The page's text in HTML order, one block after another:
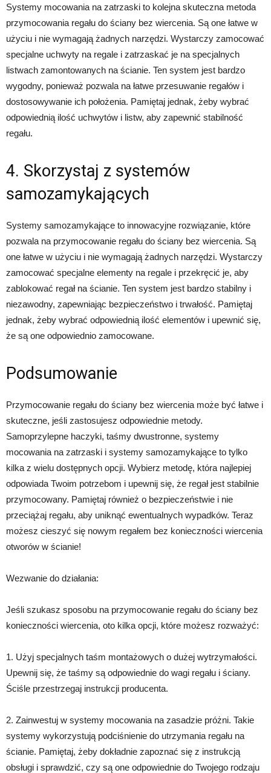
Systemy mocowania na zatrzaski to kolejna skuteczna metoda
przymocowania regału do ściany bez wiercenia. Są one łatwe w
użyciu i nie wymagają żadnych narzędzi. Wystarczy zamocować
specjalne uchwyty na regale i zatrzaskać je na specjalnych
listwach zamontowanych na ścianie. Ten system jest bardzo
wygodny, ponieważ pozwala na łatwe przesuwanie regałów i
dostosowywanie ich położenia. Pamiętaj jednak, żeby wybrać
odpowiednią ilość uchwytów i listw, aby zapewnić stabilność
regału.
4. Skorzystaj z systemów
samozamykających
Systemy samozamykające to innowacyjne rozwiązanie, które
pozwala na przymocowanie regału do ściany bez wiercenia. Są
one łatwe w użyciu i nie wymagają żadnych narzędzi. Wystarczy
zamocować specjalne elementy na regale i przekręcić je, aby
zablokować regał na ścianie. Ten system jest bardzo stabilny i
niezawodny, zapewniając bezpieczeństwo i trwałość. Pamiętaj
jednak, żeby wybrać odpowiednią ilość elementów i upewnić się,
że są one odpowiednio zamocowane.
Podsumowanie
Przymocowanie regału do ściany bez wiercenia może być łatwe i
skuteczne, jeśli zastosujesz odpowiednie metody.
Samoprzylepne haczyki, taśmy dwustronne, systemy
mocowania na zatrzaski i systemy samozamykające to tylko
kilka z wielu dostępnych opcji. Wybierz metodę, która najlepiej
odpowiada Twoim potrzebom i upewnij się, że regał jest stabilnie
przymocowany. Pamiętaj również o bezpieczeństwie i nie
przeciążaj regału, aby uniknąć ewentualnych wypadków. Teraz
możesz cieszyć się nowym regałem bez konieczności wiercenia
otworów w ścianie!
Wezwanie do działania:
Jeśli szukasz sposobu na przymocowanie regału do ściany bez
konieczności wiercenia, oto kilka opcji, które możesz rozważyć:
1. Użyj specjalnych taśm montażowych o dużej wytrzymałości.
Upewnij się, że taśmy są odpowiednie do wagi regału i ściany.
Ściśle przestrzegaj instrukcji producenta.
2. Zainwestuj w systemy mocowania na zasadzie próżni. Takie
systemy wykorzystują podciśnienie do utrzymania regału na
ścianie. Pamiętaj, żeby dokładnie zapoznać się z instrukcją
obsługi i sprawdzić, czy są one odpowiednie do Twojego rodzaju